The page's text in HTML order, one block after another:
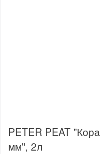
PETER PEAT
мм", 2л